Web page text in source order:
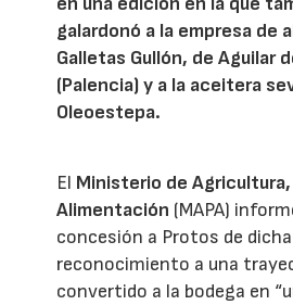
galardonó a la empresa de
Galletas Gullón, de Aguilar
(Palencia) y a la aceitera
Oleoestepa.
El Ministerio de
Alimentación (MAPA)
concesión a Protos de
reconocimiento a una
convertido a la bodega en